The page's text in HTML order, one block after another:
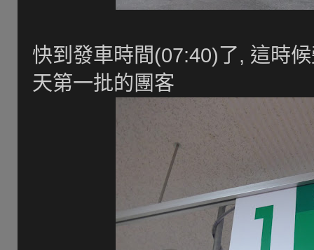
快到發車時間(07:40)了, 這時
天第一批的團客